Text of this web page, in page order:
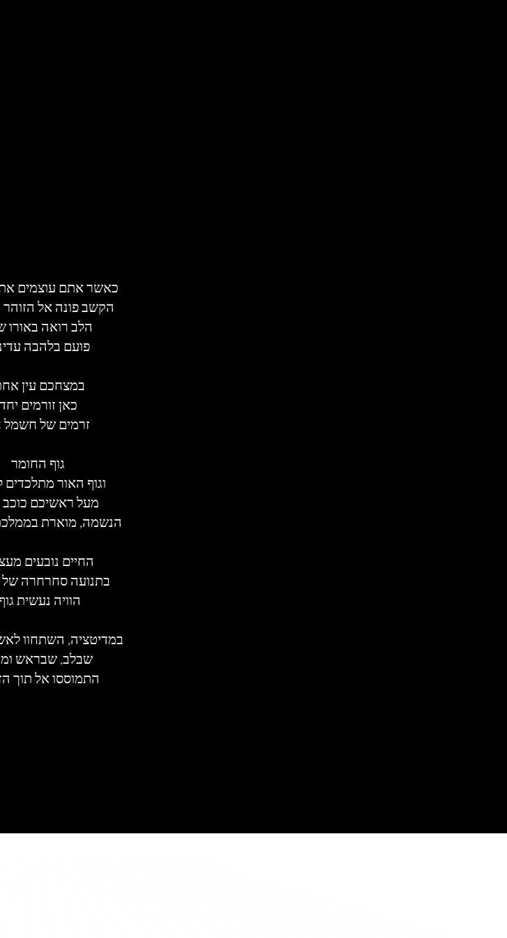
כאשר אתם עוצמים את
הקשב פונה אל הזוהר
הלב רואה באורו
פועם בלהבה
במצחכם עין
כאן זורמים יחד
זרמים של חשמל
גוף החומר
וגוף האור
מעל ראשיכם כוכב
הנשמה, מוארת
החיים נובעים
בתנועה סחרחרה
הוויה נעשית
במדיטציה, השתחוו
שבלב, שבראש
התמוססו אל תוך